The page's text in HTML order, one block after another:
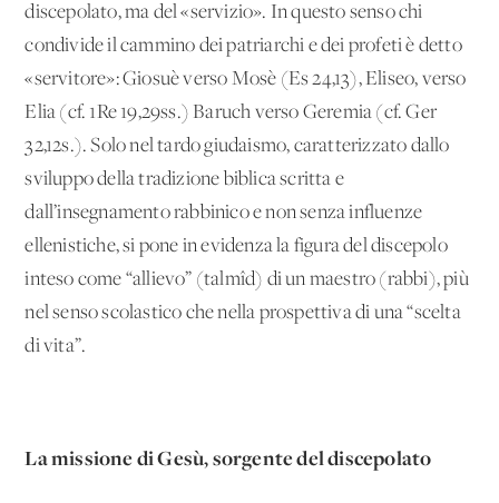
discepolato, ma del «servizio». In questo senso chi
condivide il cammino dei patriarchi e dei profeti è detto
«servitore»: Giosuè verso Mosè (Es 24,13), Eliseo, verso
Elia (cf. 1Re 19,29ss.) Baruch verso Geremia (cf. Ger
32,12s.). Solo nel tardo giudaismo, caratterizzato dallo
sviluppo della tradizione biblica scritta e
dall’insegnamento rabbinico e non senza influenze
ellenistiche, si pone in evidenza la figura del discepolo
inteso come “allievo” (talmîd) di un maestro (rabbi), più
nel senso scolastico che nella prospettiva di una “scelta
di vita”.
La missione di Gesù, sorgente del discepolato